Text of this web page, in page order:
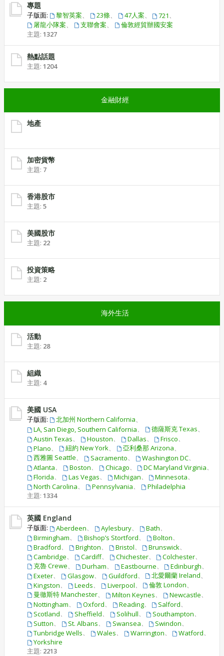
專題
子版面: 黎智英案、 23條、 47人案、 721、
屠龍小隊案、 支聯會案、
倫敦經貿辦國安案
主題: 1327
熱點話題
主題: 1204
金融財經
地產
加密貨幣
主題: 7
香港股市
主題: 5
美國股市
主題: 22
投資策略
主題: 2
海外生活
活動
主題: 28
組織
主題: 4
美國 USA
子版面: 北加州 Northern California、
LA, San Diego, Southern California、 德薩斯克 Texas、
Austin Texas、 Houston、 Dallas、 Frisco、
Plano、 紐約 New York、 亞利桑那 Arizona、
西雅圖 Seattle、 Sacramento、 Washington DC、
Atlanta、 Boston、 Chicago、 DC Maryland Virginia、
Florida、 Las Vegas、 Michigan、 Minnesota、
North Carolina、 Pennsylvania、
Philadelphia
主題: 1334
英國 England
子版面: Aberdeen、 Aylesbury、 Bath、
Birmingham、 Bishop’s Stortford、 Bolton、
Bradford、 Brighton、 Bristol、 Brunswick、
Cambridge、 Cardiff、 Chichester、 Colchester、
克魯 Crewe、 Durham、 Eastbourne、 Edinburgh、
Exeter、 Glasgow、 Guildford、 北愛爾蘭 Ireland、
Kingston、 Leeds、 Liverpool、 倫敦 London、
曼徹斯特 Manchester、 Milton Keynes、 Newcastle、
Nottingham、 Oxford、 Reading、 Salford、
Scotland、 Sheffield、 Solihull、 Southampton、
Sutton、 St. Albans、 Swansea、 Swindon、
Tunbridge Wells、 Wales、 Warrington、 Watford、
Yorkshire
主題: 2213